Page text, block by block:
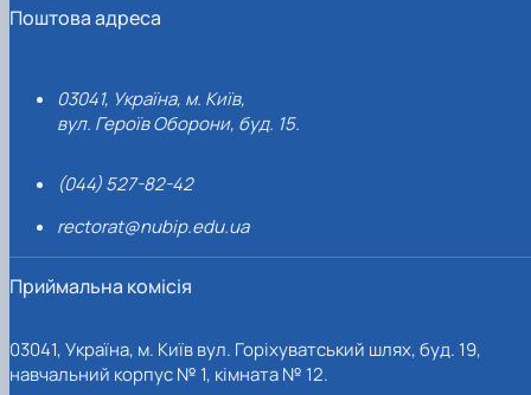
Поштова адреса
03041, Україна, м. Київ,
вул. Героїв Оборони, буд. 15.
(044) 527-82-42
rectorat@nubip.edu.ua
Приймальна комісія
03041, Україна, м. Київ вул. Горіхуватський шлях, буд. 19,
навчальний корпус № 1, кімната № 12.